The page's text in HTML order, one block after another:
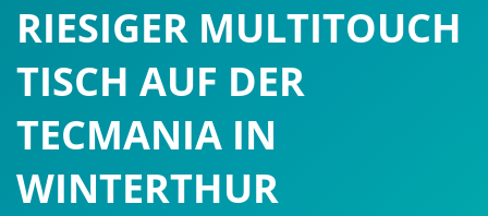
RIESIGER MULTITOUCH
TISCH AUF DER
TECMANIA IN
WINTERTHUR